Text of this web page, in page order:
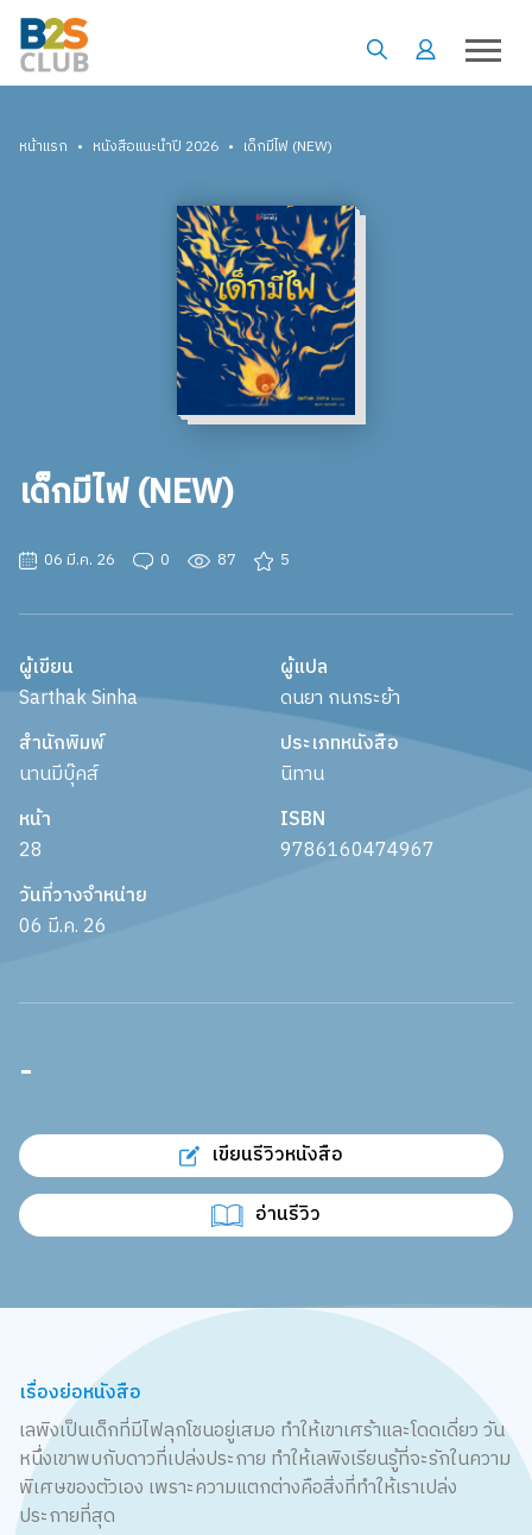
หน้าแรก • หนังสือแนะนำปี 2026 • เด็กมีไฟ (NEW)
เด็กมีไฟ (NEW)
06 มี.ค. 26 0 87 5
ผู้เขียน
Sarthak Sinha
ผู้แปล
ดนยา กนกระย้า
สำนักพิมพ์
นานมีบุ๊คส์
ประเภทหนังสือ
นิทาน
หน้า
28
ISBN
9786160474967
วันที่วางจำหน่าย
06 มี.ค. 26
-
เขียนรีวิวหนังสือ
อ่านรีวิว
เรื่องย่อหนังสือ
เลพิงเป็นเด็กที่มีไฟลุกโชนอยู่เสมอ ทำให้เขาเศร้าและโดดเดี่ยว วัน
หนึ่งเขาพบกับดาวที่เปล่งประกาย ทำให้เลพิงเรียนรู้ที่จะรักในความ
พิเศษของตัวเอง เพราะความแตกต่างคือสิ่งที่ทำให้เราเปล่ง
ประกายที่สุด